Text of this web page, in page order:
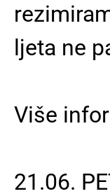
ljeta ne
Više
21.06.